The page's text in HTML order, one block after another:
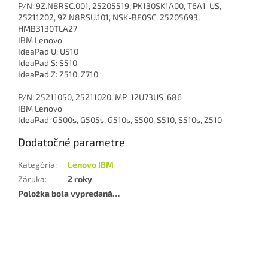
P/N: 9Z.N8RSC.001, 25205519, PK130SK1A00, T6A1-US,
25211202, 9Z.N8RSU.101, NSK-BF0SC, 25205693,
HMB3130TLA27
IBM Lenovo
IdeaPad U: U510
IdeaPad S: S510
IdeaPad Z: Z510, Z710
P/N: 25211050, 25211020, MP-12U73US-686
IBM Lenovo
IdeaPad: G500s, G505s, G510s, S500, S510, S510s, Z510
Dodatočné parametre
Kategória:
Lenovo IBM
Záruka:
2 roky
Položka bola vypredaná…